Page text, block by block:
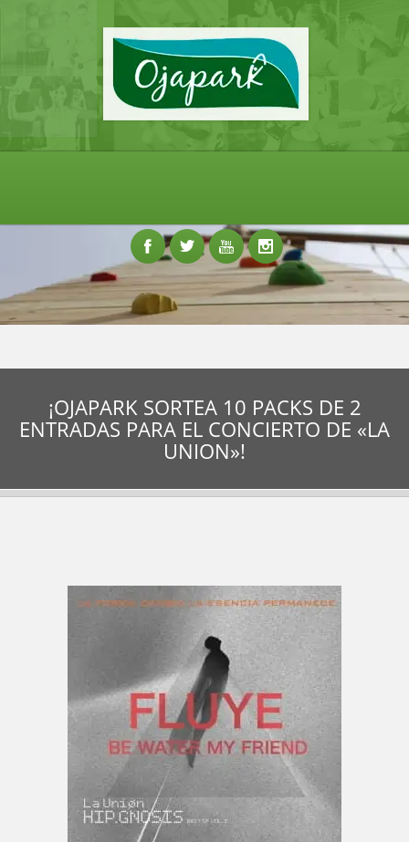
¡OJAPARK SORTEA 10 PACKS DE 2
ENTRADAS PARA EL CONCIERTO DE «LA
UNION»!